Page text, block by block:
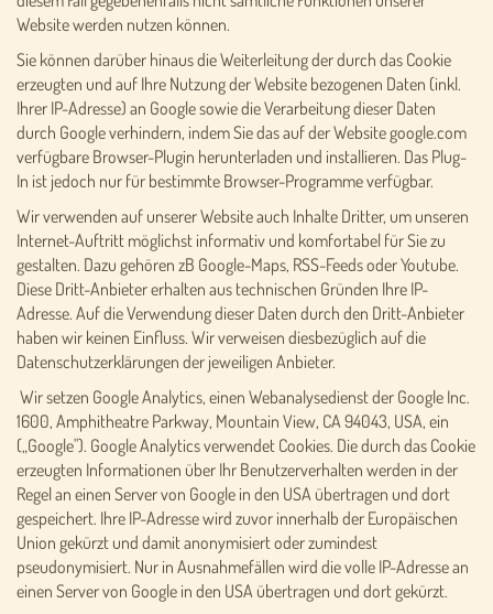
Website werden nutzen können.
Sie können darüber hinaus die Weiterleitung der durch das Cookie
erzeugten und auf Ihre Nutzung der Website bezogenen Daten (inkl.
Ihrer IP-Adresse) an Google sowie die Verarbeitung dieser Daten
durch Google verhindern, indem Sie das auf der Website google.com
verfügbare Browser-Plugin herunterladen und installieren. Das Plug-
In ist jedoch nur für bestimmte Browser-Programme verfügbar.
Wir verwenden auf unserer Website auch Inhalte Dritter, um unseren
Internet-Auftritt möglichst informativ und komfortabel für Sie zu
gestalten. Dazu gehören zB Google-Maps, RSS-Feeds oder Youtube.
Diese Dritt-Anbieter erhalten aus technischen Gründen Ihre IP-
Adresse. Auf die Verwendung dieser Daten durch den Dritt-Anbieter
haben wir keinen Einfluss. Wir verweisen diesbezüglich auf die
Datenschutzerklärungen der jeweiligen Anbieter.
Wir setzen Google Analytics, einen Webanalysedienst der Google Inc.
1600, Amphitheatre Parkway, Mountain View, CA 94043, USA, ein
(„Google"). Google Analytics verwendet Cookies. Die durch das Cookie
erzeugten Informationen über Ihr Benutzerverhalten werden in der
Regel an einen Server von Google in den USA übertragen und dort
gespeichert. Ihre IP-Adresse wird zuvor innerhalb der Europäischen
Union gekürzt und damit anonymisiert oder zumindest
pseudonymisiert. Nur in Ausnahmefällen wird die volle IP-Adresse an
einen Server von Google in den USA übertragen und dort gekürzt.